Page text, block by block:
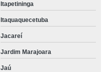
Itapetininga
Itaquaquecetuba
Jacareí
Jardim Marajoara
Jaú